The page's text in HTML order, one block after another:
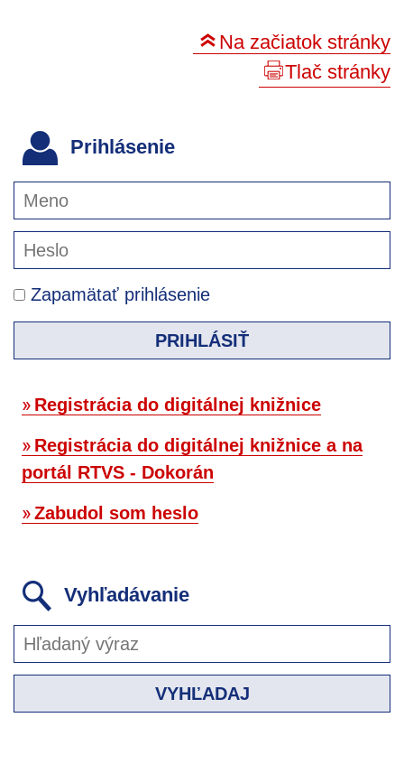
Na začiatok stránky
Tlač stránky
Prihlásenie
Zapamätať prihlásenie
PRIHLÁSIŤ
Registrácia do digitálnej knižnice
Registrácia do digitálnej knižnice a na
portál RTVS - Dokorán
Zabudol som heslo
Vyhľadávanie
VYHĽADAJ